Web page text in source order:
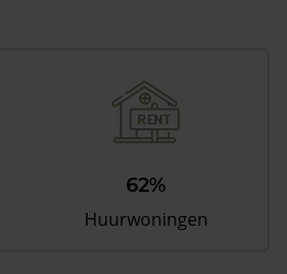
62%
Huurwoningen